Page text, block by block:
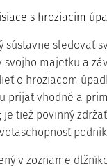
s hroziacim
sústavne sledovať
majetku a
o hroziacom
prijať vhodné a
tiež povinný
v zozname